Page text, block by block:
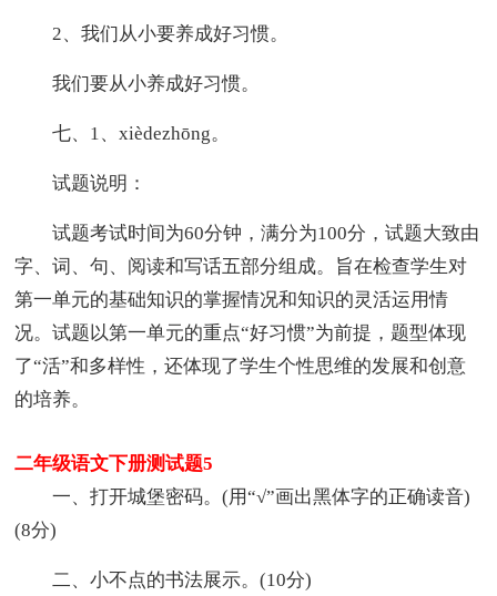
2、我们从小要养成好习惯。
我们要从小养成好习惯。
七、1、xièdezhōng。
试题说明：
试题考试时间为60分钟，满分为100分，试题大致由
字、词、句、阅读和写话五部分组成。旨在检查学生对
第一单元的基础知识的掌握情况和知识的灵活运用情
况。试题以第一单元的重点“好习惯”为前提，题型体现
了“活”和多样性，还体现了学生个性思维的发展和创意
的培养。
二年级语文下册测试题5
一、打开城堡密码。(用“√”画出黑体字的正确读音)
(8分)
二、小不点的书法展示。(10分)